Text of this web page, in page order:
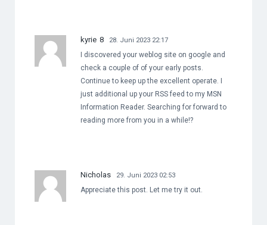
kyrie 8 28. Juni 2023 22:17
I discovered your weblog site on google and
check a couple of of your early posts.
Continue to keep up the excellent operate. I
just additional up your RSS feed to my MSN
Information Reader. Searching for forward to
reading more from you in a while!?
Nicholas 29. Juni 2023 02:53
Appreciate this post. Let me try it out.